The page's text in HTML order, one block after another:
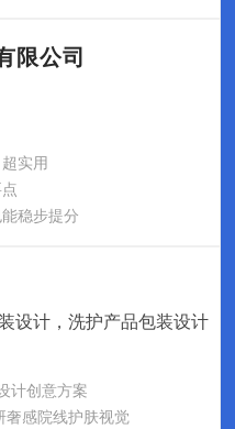
限公司
实用
稳步提分
设计，洗护产品包装设计
计创意方案
奢感院线护肤视觉